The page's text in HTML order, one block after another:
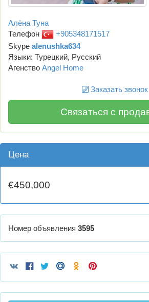
Алёна Туна
Телефон
+905348171517
Skype alenushka634
Языки: Турецкий, Русский
Агенство Angel Home
Заказать звонок
Связаться с
Цена
€450,000
Номер объявления 3595